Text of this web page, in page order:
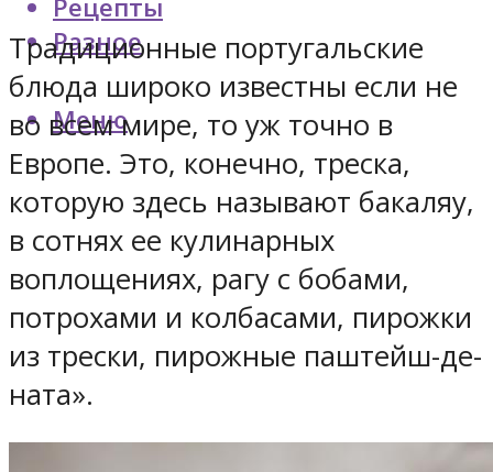
Рецепты
Разное
Меню
Традиционные португальские
блюда широко известны если не
во всем мире, то уж точно в
Европе. Это, конечно, треска,
которую здесь называют бакаляу,
в сотнях ее кулинарных
воплощениях, рагу с бобами,
потрохами и колбасами, пирожки
из трески, пирожные паштейш-де-
ната».